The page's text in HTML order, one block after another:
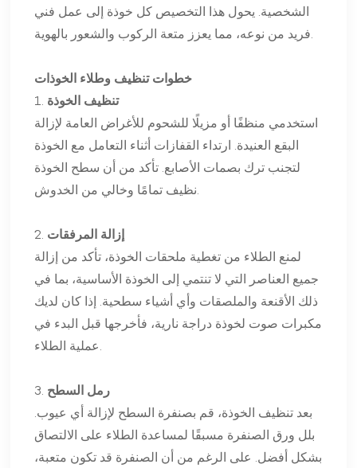
الشخصية. يحول هذا التخصيص كل خوذة إلى عمل فني
فريد من نوعه، مما يعزز متعة الركوب والشعور بالهوية.
خطوات تنظيف وطلاء الخوذات
1. تنظيف الخوذة
استخدمي منظفًا أو مزيلًا للشحوم للأغراض العامة لإزالة
البقع العنيدة. ارتداء القفازات أثناء التعامل مع الخوذة
لتجنب ترك بصمات الأصابع. تأكد من أن سطح الخوذة
نظيف تمامًا وخالي من الخدوش.
2. إزالة المرفقات
لمنع الطلاء من تغطية ملحقات الخوذة، تأكد من إزالة
جميع العناصر التي لا تنتمي إلى الخوذة الأساسية، بما في
ذلك الأقنعة والملصقات وأي أشياء سطحية. إذا كان لديك
مكبرات صوت لخوذة دراجة نارية، فأخرجها قبل البدء في
عملية الطلاء.
3. رمل السطح
بعد تنظيف الخوذة، قم بصنفرة السطح لإزالة أي عيوب.
بلل ورق الصنفرة مسبقًا لمساعدة الطلاء على الالتصاق
بشكل أفضل. على الرغم من أن الصنفرة قد تكون متعبة،